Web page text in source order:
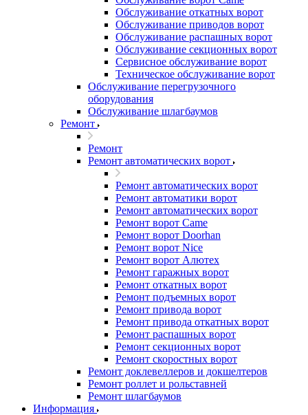
Обслуживание откатных ворот
Обслуживание приводов ворот
Обслуживание распашных ворот
Обслуживание секционных ворот
Сервисное обслуживание ворот
Техническое обслуживание ворот
Обслуживание перегрузочного
оборудования
Обслуживание шлагбаумов
Ремонт
Ремонт
Ремонт автоматических ворот
Ремонт автоматических ворот
Ремонт автоматики ворот
Ремонт автоматических ворот
Ремонт ворот Came
Ремонт ворот Doorhan
Ремонт ворот Nice
Ремонт ворот Алютех
Ремонт гаражных ворот
Ремонт откатных ворот
Ремонт подъемных ворот
Ремонт привода ворот
Ремонт привода откатных ворот
Ремонт распашных ворот
Ремонт секционных ворот
Ремонт скоростных ворот
Ремонт доклевеллеров и докшелтеров
Ремонт роллет и рольставней
Ремонт шлагбаумов
Информация